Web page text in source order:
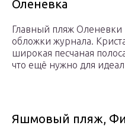
Оленевка
Главный пляж Оленевки
обложки журнала.
широкая песчаная
что ещё нужно для
Яшмовый пляж,